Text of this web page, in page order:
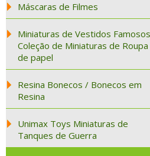
Máscaras de Filmes
Miniaturas de Vestidos
Coleção de Miniaturas de Roupa
de papel
Resina Bonecos / Bonecos em
Resina
Unimax Toys Miniaturas de
Tanques de Guerra